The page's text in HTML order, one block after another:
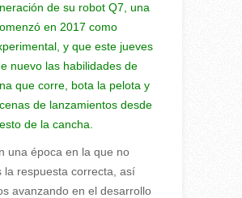
de su robot Q7, una
en 2017 como
y que este jueves
nuevo las habilidades de
que corre, bota la pelota y
de lanzamientos desde
de la cancha.
una época en la que no
la respuesta correcta, así
avanzando en el desarrollo